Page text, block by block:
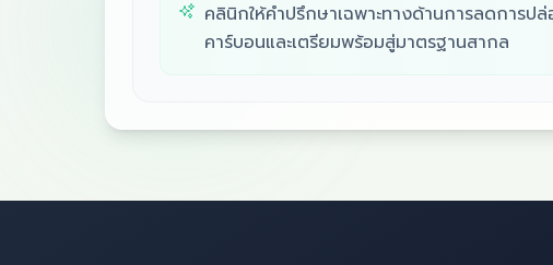
คลินิกให้คำปรึกษาเฉพาะทางด้านการลดการป
คาร์บอนและเตรียมพร้อมสู่มาตรฐานสากล